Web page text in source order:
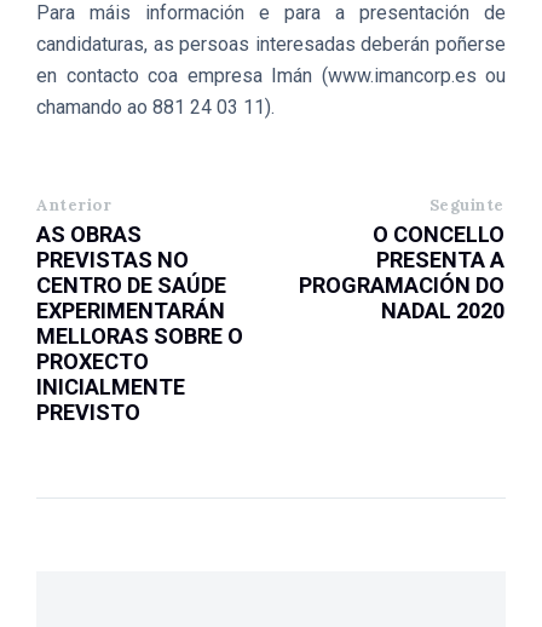
Para máis información e para a presentación de
candidaturas, as persoas interesadas deberán poñerse
en contacto coa empresa Imán (www.imancorp.es ou
chamando ao 881 24 03 11).
Anterior
AS OBRAS
PREVISTAS NO
CENTRO DE SAÚDE
EXPERIMENTARÁN
MELLORAS SOBRE O
PROXECTO
INICIALMENTE
PREVISTO
Seguinte
O CONCELLO
PRESENTA A
PROGRAMACIÓN DO
NADAL 2020